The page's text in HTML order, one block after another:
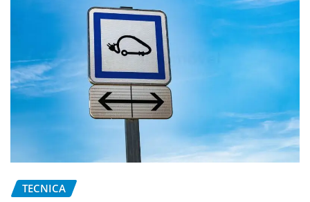
TECNICA